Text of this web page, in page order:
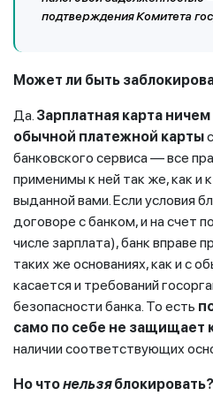
подтверждения Комитета
Может ли быть
Да. Зарплатная карта
обычной платежной карты
банковского сервиса — все
применимы к ней так же, как и
выданной вами. Если условия
договоре с банком, и на счет
числе зарплата), банк вправе
таких же основаниях, как и с
касается и требований
безопасности банка. То есть
само по себе не защищает
наличии соответствующих
Но чтонельзяблокировать?